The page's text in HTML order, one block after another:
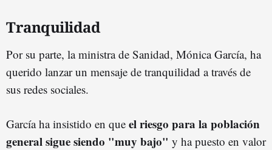
Tranquilidad
Por su parte, la ministra de Sanidad, Mónica García, ha
querido lanzar un mensaje de tranquilidad a través de
sus redes sociales.
García ha insistido en que el riesgo para la población
general sigue siendo "muy bajo" y ha puesto en valor